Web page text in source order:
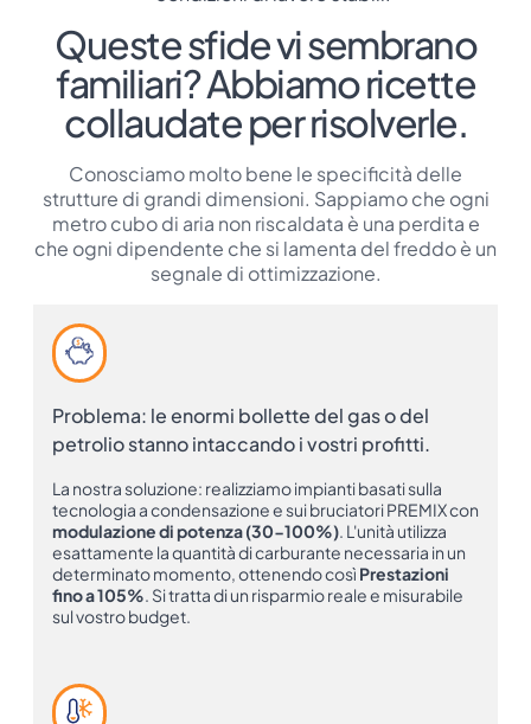
Queste sfide vi sembrano
familiari? Abbiamo ricette
collaudate per risolverle.
Conosciamo molto bene le specificità delle
strutture di grandi dimensioni. Sappiamo che ogni
metro cubo di aria non riscaldata è una perdita e
che ogni dipendente che si lamenta del freddo è un
segnale di ottimizzazione.
Problema: le enormi bollette del gas o del
petrolio stanno intaccando i vostri profitti.
La nostra soluzione: realizziamo impianti basati sulla
tecnologia a condensazione e sui bruciatori PREMIX con
modulazione di potenza (30-100%). L'unità utilizza
esattamente la quantità di carburante necessaria in un
determinato momento, ottenendo così Prestazioni
fino a 105%. Si tratta di un risparmio reale e misurabile
sul vostro budget.